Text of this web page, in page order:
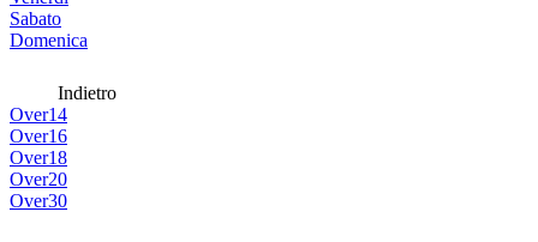
Sabato
Domenica
Indietro
Over14
Over16
Over18
Over20
Over30